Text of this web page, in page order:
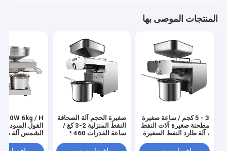
المنتجات الموصى بها
3 - 5 كجم / ساعة صغيرة
مطحنة صغيرة آلات النفط
، آلة طارد النفط الصغيرة
صغيرة الحجم آلة الصحافة
النفط المنزلية 2-3 كغ /
ساعة القدرات 460 *
610W 6kg / H
الفول
الشمس آلة